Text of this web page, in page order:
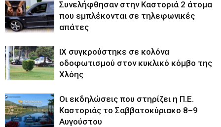
Συνελήφθησαν στην Καστοριά 2 άτομα
που εμπλέκονται σε τηλεφωνικές
απάτες
ΙΧ συγκρούστηκε σε κολόνα
οδοφωτισμού στον κυκλικό κόμβο της
Χλόης
Οι εκδηλώσεις που στηρίζει η Π.Ε.
Καστοριάς το Σαββατοκύριακο 8–9
Αυγούστου